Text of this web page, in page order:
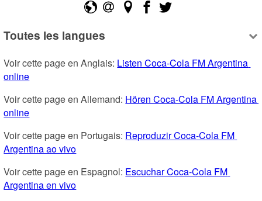
Toutes les langues
Voir cette page en Anglais: Listen Coca-Cola FM Argentina
online
Voir cette page en Allemand: Hören Coca-Cola FM Argentina
online
Voir cette page en Portugais: Reproduzir Coca-Cola FM
Argentina ao vivo
Voir cette page en Espagnol: Escuchar Coca-Cola FM
Argentina en vivo